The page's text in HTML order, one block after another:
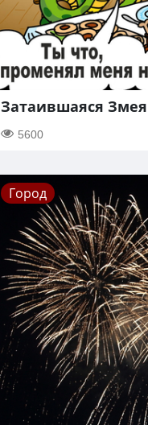
Затаившаяся
5600
Город